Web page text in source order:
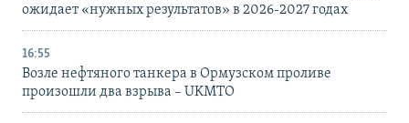
ожидает «нужных результатов» в 2026-2027 годах
16:55
Возле нефтяного танкера в Ормузском проливе
произошли два взрыва – UKMTO